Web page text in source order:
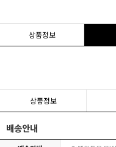
상품정보
상품정보
배송안내